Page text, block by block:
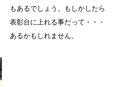
もあるでしょう。もしかしたら
表彰台に上れる事だって・・・
あるかもしれません。